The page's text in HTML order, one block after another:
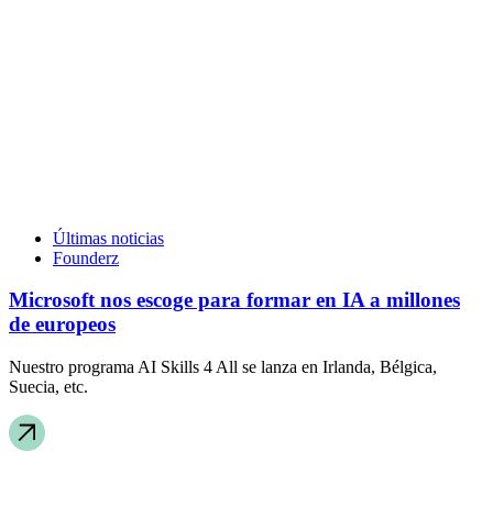
Últimas noticias
Founderz
Microsoft nos escoge para formar en IA a millones
de europeos
Nuestro programa AI Skills 4 All se lanza en Irlanda, Bélgica,
Suecia, etc.